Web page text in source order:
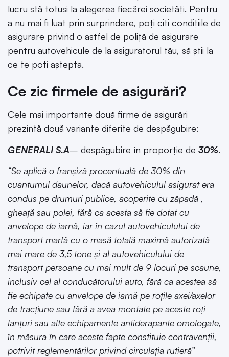
lucru stă totuși la alegerea fiecărei societăți. Pentru
a nu mai fi luat prin surprindere, poți citi condiţiile de
asigurare privind o astfel de poliţă de asigurare
pentru autovehicule de la asiguratorul tău, să știi la
ce te poti aștepta.
Ce zic firmele de asigurări?
Cele mai importante două firme de asigurări
prezintă două variante diferite de despăgubire:
GENERALI S.A– despăgubire în proporție de 30%.
“Se aplică o franşiză procentuală de 30% din
cuantumul daunelor, dacă autovehiculul asigurat era
condus pe drumuri publice, acoperite cu zăpadă ,
gheaţă sau polei, fără ca acesta să fie dotat cu
anvelope de iarnă, iar în cazul autovehiculului de
transport marfă cu o masă totală maximă autorizată
mai mare de 3,5 tone şi al autovehiculului de
transport persoane cu mai mult de 9 locuri pe scaune,
inclusiv cel al conducătorului auto, fără ca acestea să
fie echipate cu anvelope de iarnă pe roţile axei/axelor
de tracţiune sau fără a avea montate pe aceste roţi
lanţuri sau alte echipamente antiderapante omologate,
în măsura în care aceste fapte constituie contravenţii,
potrivit reglementărilor privind circulaţia rutieră”